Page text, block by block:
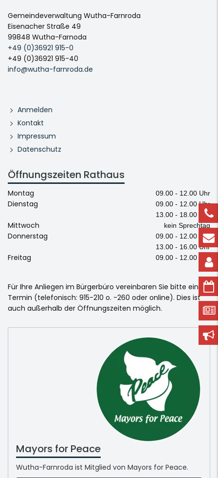
Gemeindeverwaltung Wutha-Farnroda
Eisenacher Straße 49
99848 Wutha-Farnoda
+49 (0)36921 915-0
+49 (0)36921 915-40
info@wutha-farnroda.de
Anmelden
Kontakt
Impressum
Datenschutz
Öffnungszeiten Rathaus
Montag 09.00 - 12.00 Uhr
Dienstag
09.00 - 12.00 Uhr
13.00 - 18.00 Uhr
Mittwoch kein Sprechtag
Donnerstag
09.00 - 12.00 Uhr
13.00 - 16.00 Uhr
Freitag 09.00 - 12.00 Uhr
Für Ihre Anliegen im Bürgerbüro vereinbaren Sie bitte einen
Termin (telefonisch: 915-210 o. -260 oder online). Dies ist
auch außerhalb der Öffnungszeiten möglich.
Mayors for Peace
Wutha-Farnroda ist Mitglied von Mayors for Peace.